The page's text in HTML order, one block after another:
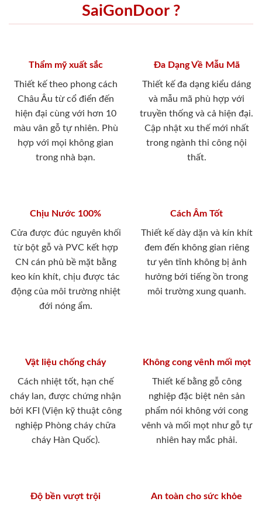
SaiGonDoor ?
Thẩm mỹ xuất sắc
Thiết kế theo phong cách
Châu Âu từ cổ điển đến
hiện đại cùng với hơn 10
màu vân gỗ tự nhiên. Phù
hợp với mọi không gian
trong nhà bạn.
Đa Dạng Về Mẫu Mã
Thiết kế đa dạng kiểu dáng
và mẫu mã phù hợp với
truyền thống và cả hiện đại.
Cập nhật xu thế mới nhất
trong ngành thi công nội
thất.
Chịu Nước 100%
Cửa được đúc nguyên khối
từ bột gỗ và PVC kết hợp
CN cán phủ bề mặt bằng
keo kín khít, chịu được tác
động của môi trường nhiệt
đới nóng ẩm.
Cách Âm Tốt
Thiết kế dày dặn và kín khít
đem đến không gian riêng
tư yên tĩnh không bị ảnh
hưởng bới tiếng ồn trong
môi trường xung quanh.
Vật liệu chống cháy
Cách nhiệt tốt, hạn chế
cháy lan, được chứng nhận
bởi KFI (Viện kỹ thuật công
nghiệp Phòng cháy chữa
cháy Hàn Quốc).
Không cong vênh mối mọt
Thiết kế bằng gỗ công
nghiệp đặc biệt nên sản
phẩm nói không với cong
vênh và mối mọt như gỗ tự
nhiên hay mắc phải.
Độ bền vượt trội An toàn cho sức khỏe